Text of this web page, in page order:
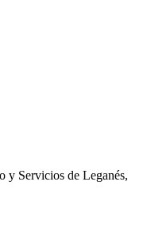
y Servicios de Leganés,